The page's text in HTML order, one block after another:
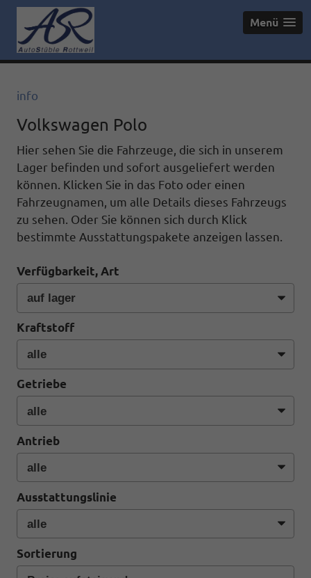
Menü
info
Volkswagen Polo
Hier sehen Sie die Fahrzeuge, die sich in unserem
Lager befinden und sofort ausgeliefert werden
können. Klicken Sie in das Foto oder einen
Fahrzeugnamen, um alle Details dieses Fahrzeugs
zu sehen. Oder Sie können sich durch Klick
bestimmte Ausstattungspakete anzeigen lassen.
Verfügbarkeit, Art
Kraftstoff
Getriebe
Antrieb
Ausstattungslinie
Sortierung